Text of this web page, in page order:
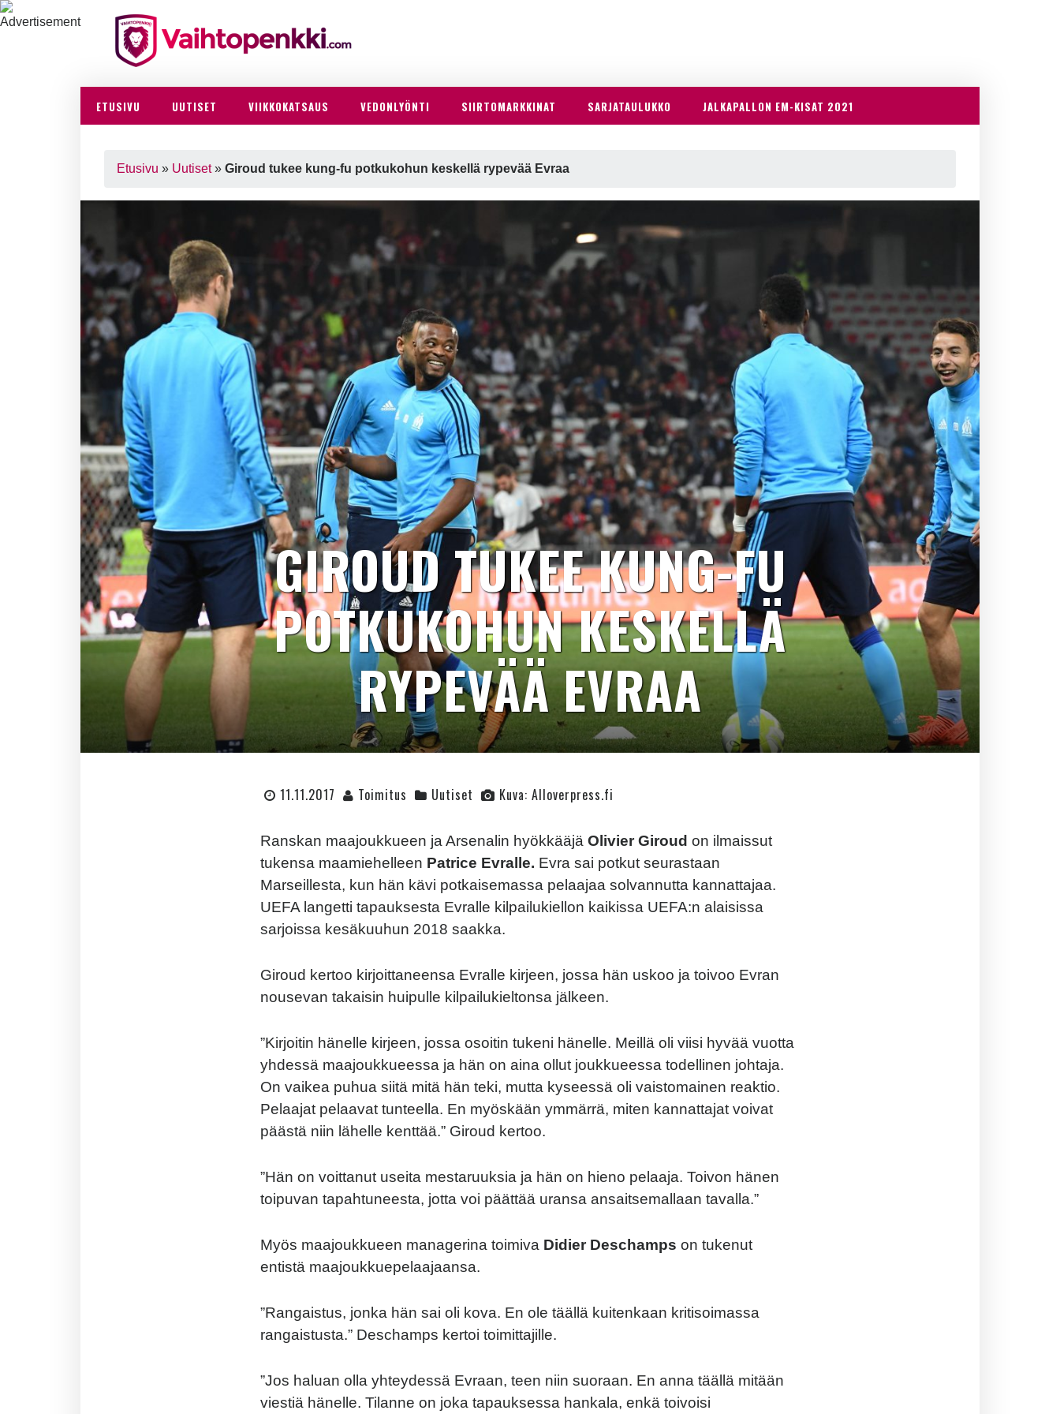
ETUSIVU UUTISET VIIKKOKATSAUS VEDONLYÖNTI SIIRTOMARKKINAT SARJATAULUKKO JALKAPALLON EM-KISAT 2021
Etusivu » Uutiset» Giroud tukee kung-fu potkukohun keskellä rypevää Evraa
GIROUD TUKEE KUNG-FU
POTKUKOHUN KESKELLÄ
RYPEVÄÄ EVRAA
11.11.2017 Toimitus Uutiset Kuva: Alloverpress.fi
Ranskan maajoukkueen ja Arsenalin hyökkääjä Olivier Giroud on ilmaissut
tukensa maamiehelleen Patrice Evralle. Evra sai potkut seurastaan
Marseillesta, kun hän kävi potkaisemassa pelaajaa solvannutta kannattajaa.
UEFA langetti tapauksesta Evralle kilpailukiellon kaikissa UEFA:n alaisissa
sarjoissa kesäkuuhun 2018 saakka.
Giroud kertoo kirjoittaneensa Evralle kirjeen, jossa hän uskoo ja toivoo Evran
nousevan takaisin huipulle kilpailukieltonsa jälkeen.
”Kirjoitin hänelle kirjeen, jossa osoitin tukeni hänelle. Meillä oli viisi hyvää vuotta
yhdessä maajoukkueessa ja hän on aina ollut joukkueessa todellinen johtaja.
On vaikea puhua siitä mitä hän teki, mutta kyseessä oli vaistomainen reaktio.
Pelaajat pelaavat tunteella. En myöskään ymmärrä, miten kannattajat voivat
päästä niin lähelle kenttää.” Giroud kertoo.
”Hän on voittanut useita mestaruuksia ja hän on hieno pelaaja. Toivon hänen
toipuvan tapahtuneesta, jotta voi päättää uransa ansaitsemallaan tavalla.”
Myös maajoukkueen managerina toimiva Didier Deschamps on tukenut
entistä maajoukkuepelaajaansa.
”Rangaistus, jonka hän sai oli kova. En ole täällä kuitenkaan kritisoimassa
rangaistusta.” Deschamps kertoi toimittajille.
”Jos haluan olla yhteydessä Evraan, teen niin suoraan. En anna täällä mitään
viestiä hänelle. Tilanne on joka tapauksessa hankala, enkä toivoisi